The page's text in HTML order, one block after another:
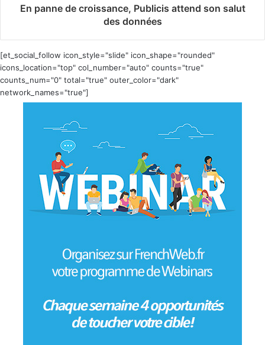
En panne de croissance, Publicis attend son salut
des données
[et_social_follow icon_style="slide" icon_shape="rounded"
icons_location="top" col_number="auto" counts="true"
counts_num="0" total="true" outer_color="dark"
network_names="true"]